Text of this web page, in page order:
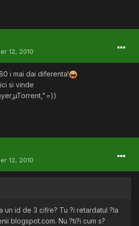
12, 2010
i mai dai diferenta!
si vinde
12, 2010
un id de 3 cifre? Tu ?i retardatul ?la
blogspot.com. Nu ?ti?i cum s?